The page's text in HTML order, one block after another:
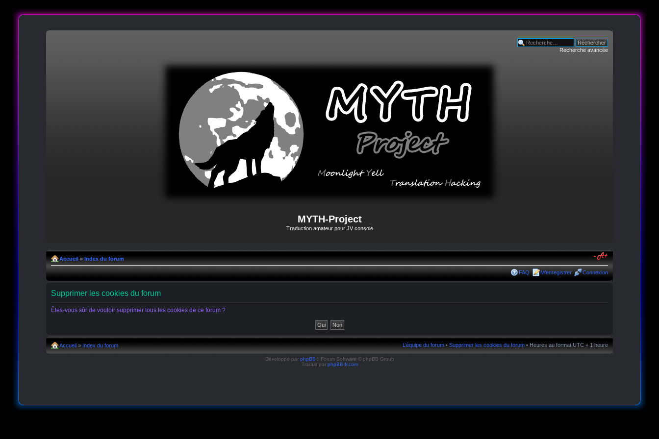
Recherche avancée
MYTH-Project
Traduction amateur pour JV console
Accueil» Index du forum
FAQ M’enregistrer Connexion
Supprimer les cookies du forum
Êtes-vous sûr de vouloir supprimer tous les cookies de ce forum ?
Accueil» Index du forum L’équipe du forum •Supprimer les cookies du forum • Heures au format UTC + 1 heure
Développé par phpBB® Forum Software © phpBB Group
Traduit par phpBB-fr.com